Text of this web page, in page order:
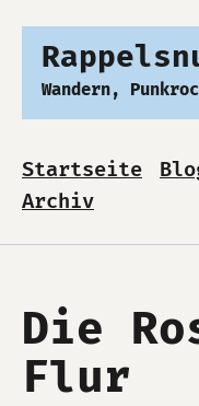
Wandern,
Startseite
Archiv
Die
Flur